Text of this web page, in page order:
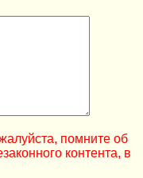
помните об
контента, в